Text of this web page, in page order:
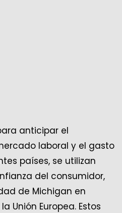
anticipar el
laboral y el gasto
países, se utilizan
del consumidor,
de Michigan en
Unión Europea. Estos